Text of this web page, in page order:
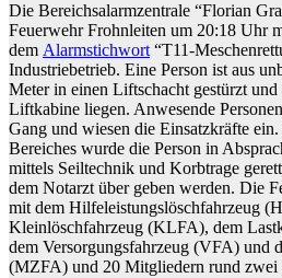
Die Bereichsalarmzentrale “Florian
Feuerwehr Frohnleiten um 20:18 Uhr
dem Alarmstichwort “T11-
Industriebetrieb. Eine Person ist aus
Meter in einen Liftschacht gestürzt
Liftkabine liegen. Anwesende
Gang und wiesen die Einsatzkräfte
Bereiches wurde die Person in
mittels Seiltechnik und Korbtrage
dem Notarzt über geben werden. Die
mit dem Hilfeleistungslöschfahrzeug
Kleinlöschfahrzeug (KLFA), dem
dem Versorgungsfahrzeug (VFA) und
(MZFA) und 20 Mitgliedern rund zwei